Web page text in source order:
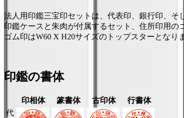
法人用印鑑三宝印セットは、代表印、銀行印、そ
印鑑ケースと朱肉が付属するセット、住所印用の
ゴム印はW60 X H20サイズのトップスターとなり
印鑑の書体
印相体 篆書体 古印体
行書体
代